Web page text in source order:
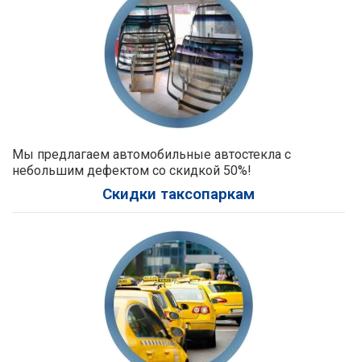
Мы предлагаем автомобильные автостекла с
небольшим дефектом со скидкой 50%!
Скидки таксопаркам